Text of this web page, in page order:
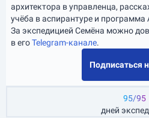
архитектора в управленца,
учёба в аспирантуре и
За экспедицией Семёна можно
в егоTelegram-канале.
Подписаться
95/95
дней